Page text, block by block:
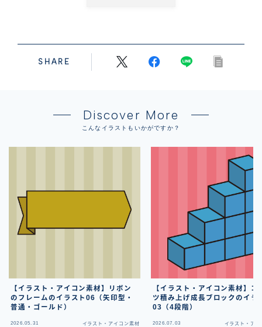
SHARE
Discover More
こんなイラストもいかがですか？
【イラスト・アイコン素材】リボン
のフレームのイラスト06（矢印型・
普通・ゴールド）
2026.05.31 イラスト・アイコン素材
【イラスト・アイコン素材】コ
ツ積み上げ成長ブロックのイラ
03（4段階）
2026.07.03 イラスト・ア